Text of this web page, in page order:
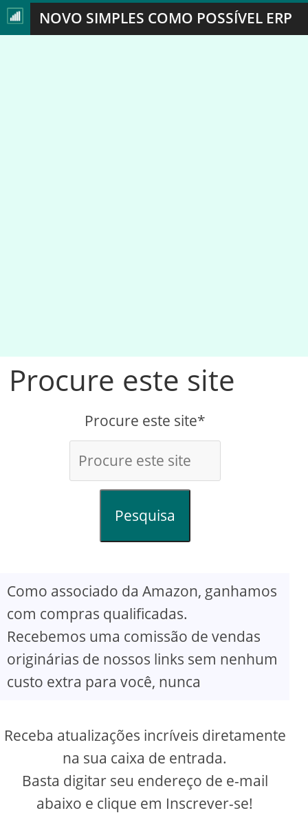
NOVO SIMPLES COMO POSSÍVEL ERP
Procure este site
Procure este site*
Pesquisa
Como associado da Amazon, ganhamos
com compras qualificadas.
Recebemos uma comissão de vendas
originárias de nossos links sem nenhum
custo extra para você, nunca
Receba atualizações incríveis diretamente
na sua caixa de entrada.
Basta digitar seu endereço de e-mail
abaixo e clique em Inscrever-se!